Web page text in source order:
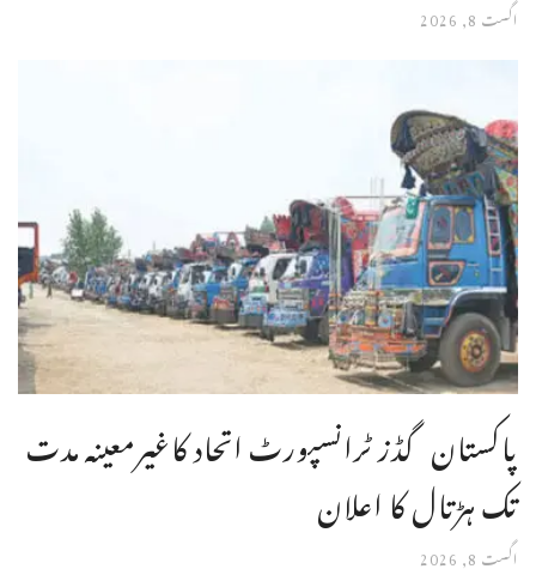
اگست 8, 2026
پاکستان گڈز ٹرانسپورٹ اتحاد کاغیرمعینہ مدت
تک ہڑتال کا اعلان
اگست 8, 2026